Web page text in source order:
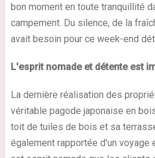
bon moment en toute tranquillité
campement. Du silence, de la
avait besoin pour ce week-end
L'esprit nomade et détente est
La dernière réalisation des
véritable pagode japonaise en
toit de tuiles de bois et sa
également rapportée d'un voyage